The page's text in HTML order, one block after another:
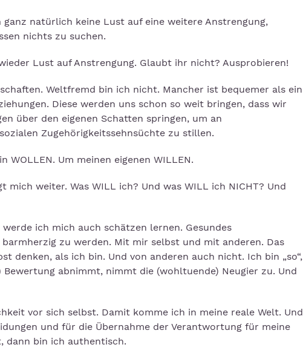
natürlich keine Lust auf eine weitere Anstrengung,
nichts zu suchen.
Lust auf Anstrengung. Glaubt ihr nicht? Ausprobieren!
Weltfremd bin ich nicht. Mancher ist bequemer als ein
Diese werden uns schon so weit bringen, dass wir
über den eigenen Schatten springen, um an
Zugehörigkeitssehnsüchte zu stillen.
Um meinen eigenen WILLEN.
weiter. Was WILL ich? Und was WILL ich NICHT? Und
ich mich auch schätzen lernen. Gesundes
zu werden. Mit mir selbst und mit anderen. Das
denken, als ich bin. Und von anderen auch nicht. Ich bin „so“,
Bewertung abnimmt, nimmt die (wohltuende) Neugier zu. Und
vor sich selbst. Damit komme ich in meine reale Welt. Und
und für die Übernahme der Verantwortung für meine
dann bin ich authentisch.